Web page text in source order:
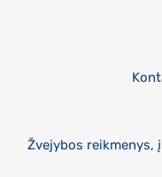
Žvejybos reikmenys,